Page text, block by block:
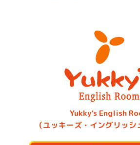
Yukky's English
（ユッキーズ・イングリッシ